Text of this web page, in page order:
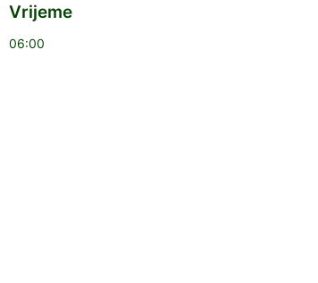
Vrijeme
06:00